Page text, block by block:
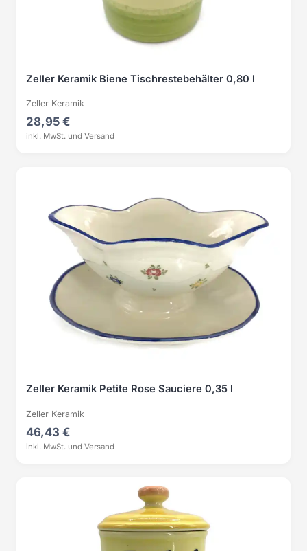
Zeller Keramik Biene Tischrestebehälter 0,80 l
Zeller Keramik
28,95 €
inkl. MwSt. und Versand
Zeller Keramik Petite Rose Sauciere 0,35 l
Zeller Keramik
46,43 €
inkl. MwSt. und Versand